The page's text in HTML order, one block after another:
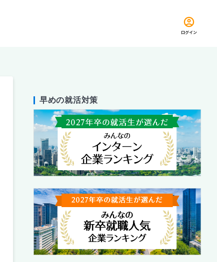
ログイン
早めの就活対策